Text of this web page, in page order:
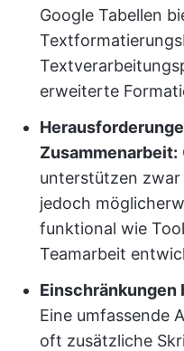
Google Tabellen
erweiterte
Zusammenarbeit:
unterstützen zwar
jedoch
funktional wie
Teamarbeit
Einschränkungen
Eine umfassende
oft zusätzliche